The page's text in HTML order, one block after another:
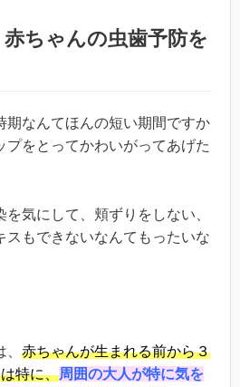
ちゃんの虫歯予防を
期なんてほんの短い期間ですか
プをとってかわいがってあげた
気にして、頬ずりをしない、
スもできないなんてもったいな
赤ちゃんが生まれる前から３
特に、周囲の大人が特に気を